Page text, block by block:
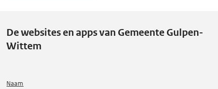
v
e
De websites en apps van Gemeente Gulpen-
Wittem
Naam